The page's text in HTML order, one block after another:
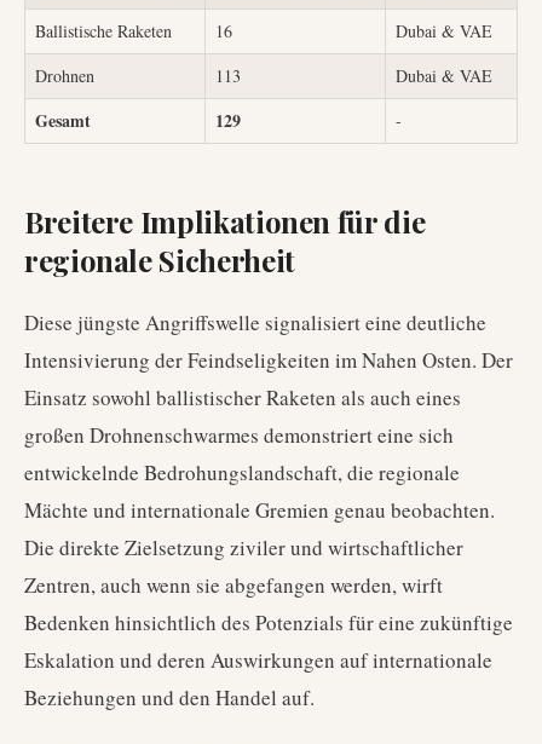
Ballistische Raketen 16
Dubai & VAE
Drohnen
113 Dubai & VAE
Gesamt 129 -
Breitere Implikationen für die
regionale Sicherheit
Diese jüngste Angriffswelle signalisiert eine deutliche
Intensivierung der Feindseligkeiten im Nahen Osten. Der
Einsatz sowohl ballistischer Raketen als auch eines
großen Drohnenschwarmes demonstriert eine sich
entwickelnde Bedrohungslandschaft, die regionale
Mächte und internationale Gremien genau beobachten.
Die direkte Zielsetzung ziviler und wirtschaftlicher
Zentren, auch wenn sie abgefangen werden, wirft
Bedenken hinsichtlich des Potenzials für eine zukünftige
Eskalation und deren Auswirkungen auf internationale
Beziehungen und den Handel auf.